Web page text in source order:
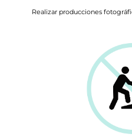
Realizar producciones